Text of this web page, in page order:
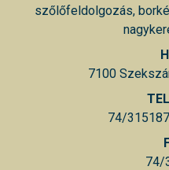
szőlőfeldolgozás,
7100
74/
74/